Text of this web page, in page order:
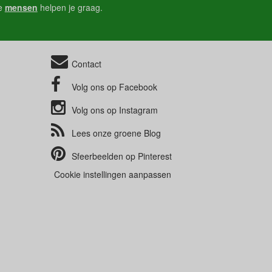
mensen helpen je graag.
Contact
Volg ons op Facebook
Volg ons op Instagram
Lees onze groene Blog
Sfeerbeelden op Pinterest
Cookie instellingen aanpassen